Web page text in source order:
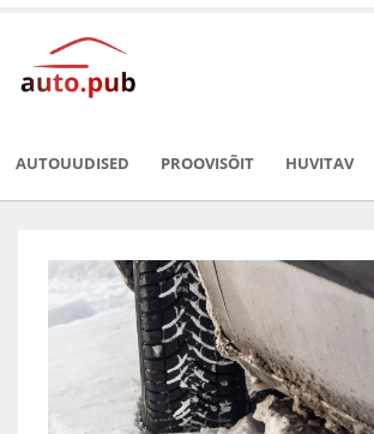
AUTOUUDISED PROOVISÕIT HUVITAV